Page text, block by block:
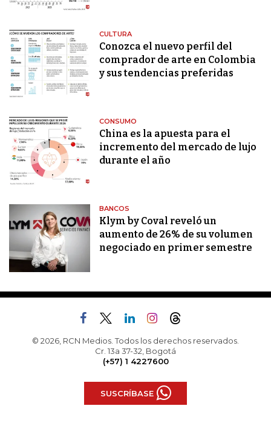
CULTURA
Conozca el nuevo perfil del
comprador de arte en Colombia
y sus tendencias preferidas
CONSUMO
China es la apuesta para el
incremento del mercado de lujo
durante el año
BANCOS
Klym by Coval reveló un
aumento de 26% de su volumen
negociado en primer semestre
© 2026, RCN Medios. Todos los derechos reservados.
Cr. 13a 37-32, Bogotá
(+57) 1 4227600
SUSCRÍBASE